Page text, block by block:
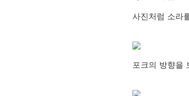
사진처럼 소라
포크의 방향을